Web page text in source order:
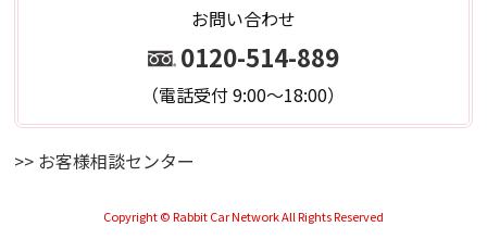
お問い合わせ
0120-514-889
（電話受付 9:00～18:00）
>> お客様相談センター
Copyright © Rabbit Car Network All Rights Reserved